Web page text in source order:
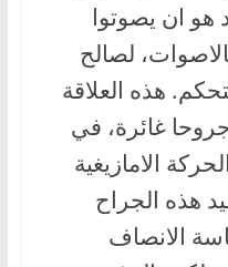
هو ان يصوتوا
لصالح
هذه العلاقة
غائرة، في
الامازيغية
هذه الجراح
الانصاف